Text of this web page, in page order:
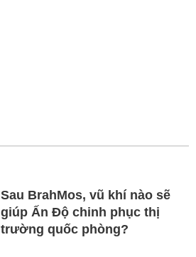
Sau BrahMos, vũ khí nào sẽ
giúp Ấn Độ chinh phục thị
trường quốc phòng?